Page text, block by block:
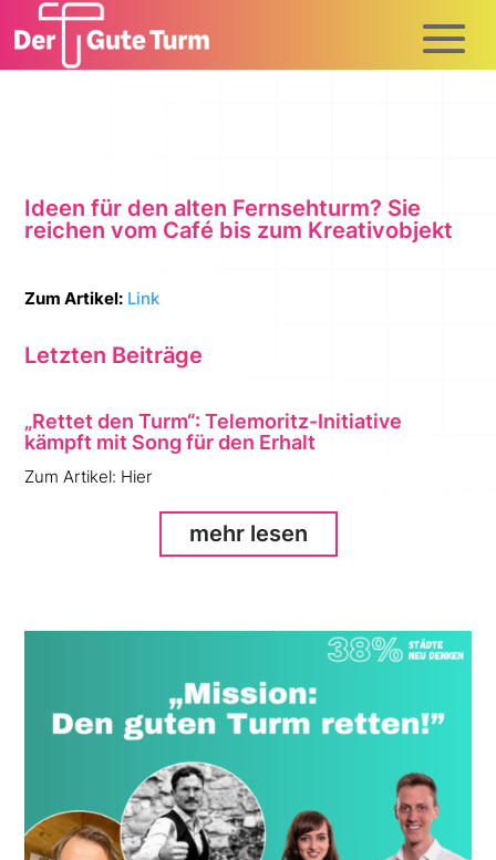
Ideen für den alten Fernsehturm? Sie
reichen vom Café bis zum Kreativobjekt
Zum Artikel: Link
Letzten Beiträge
„Rettet den Turm“: Telemoritz-Initiative
kämpft mit Song für den Erhalt
Zum Artikel: Hier
mehr lesen